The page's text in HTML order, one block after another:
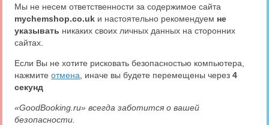
Мы не несем ответственности за содержимое сайта
mychemshop.co.uk и настоятельно рекомендуем не
указывать никаких своих личных данных на сторонних
сайтах.
Если Вы не хотите рисковать безопасностью компьютера,
нажмитеотмена , иначе вы будете перемещены через4
секунд
«GoodBooking.ru» всегда заботится о вашей
безопасности.